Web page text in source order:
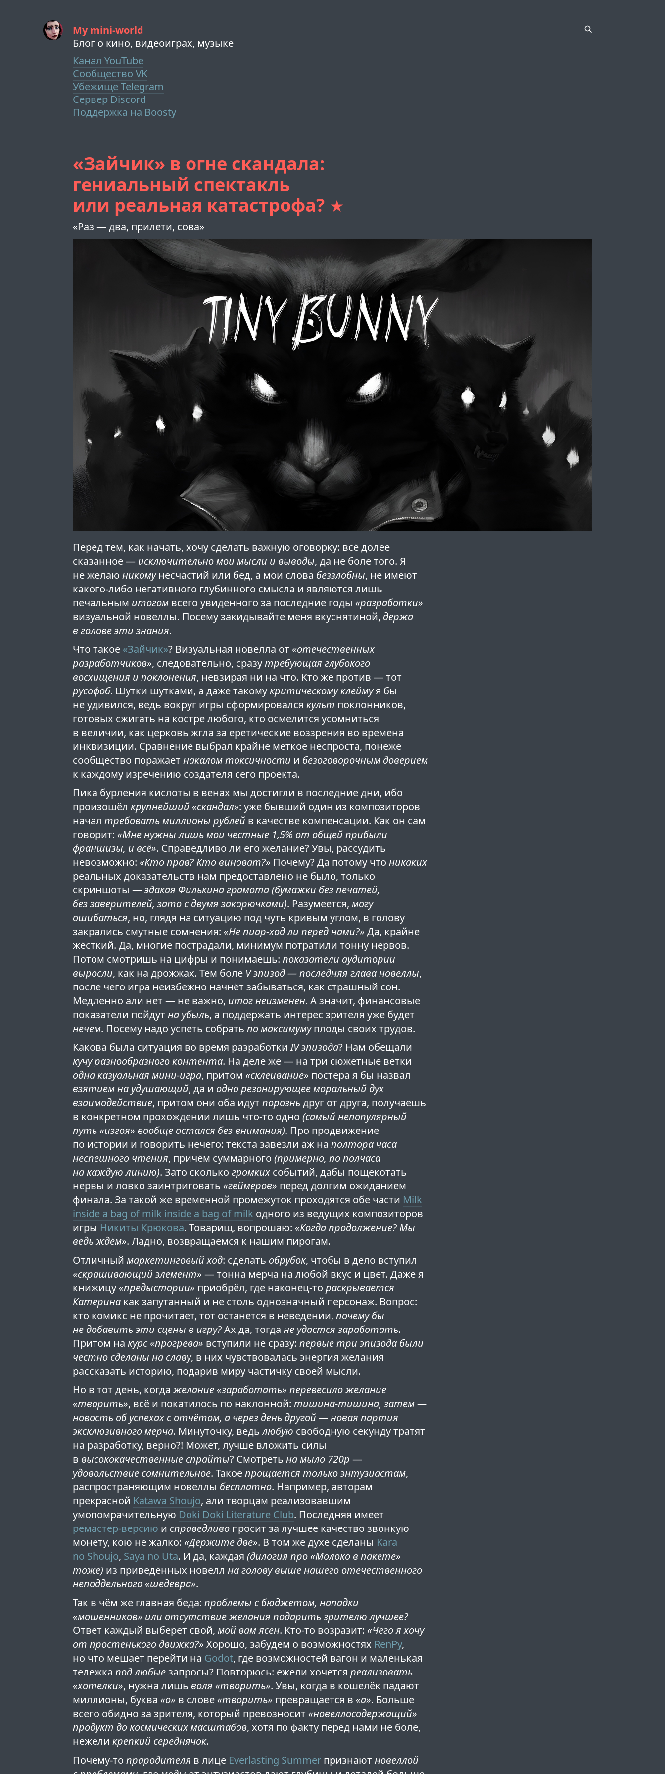
My mini-world
Блог о кино, видеоиграх, музыке
Канал YouTube
Сообщество VK
Убежище Telegram
Сервер Discord
Поддержка на Boosty
«Зайчик» в огне скандала:
гениальный спектакль
или реальная катастрофа?
«Раз — два, прилети, сова»
Перед тем, как начать, хочу сделать важную оговорку: всё долее
сказанное — исключительно мои мысли и выводы, да не боле того. Я
не желаюникомунесчастий или бед, а мои слова беззлобны, не имеют
какого-либо негативного глубинного смысла и являются лишь
печальным итогом всего увиденного за последние годы «разработки»
визуальной новеллы. Посему закидывайте меня вкуснятиной, держа
в голове эти знания.
Что такое «Зайчик»? Визуальная новелла от «отечественных
разработчиков», следовательно, сразутребующая глубокого
восхищения и поклонения, невзирая ни на что. Кто же против — тот
русофоб. Шутки шутками, а даже такомукритическому клеймуя бы
не удивился, ведь вокруг игры сформировалсякульт поклонников,
готовых сжигать на костре любого, кто осмелится усомниться
в величии, как церковь жгла за еретические воззрения во времена
инквизиции. Сравнение выбрал крайне меткое неспроста, понеже
сообщество поражаетнакалом токсичности и безоговорочным доверием
к каждому изречению создателя сего проекта.
Пика бурления кислоты в венах мы достигли в последние дни, ибо
произошёлкрупнейший «скандал»: уже бывший один из композиторов
началтребовать миллионы рублей в качестве компенсации. Как он сам
говорит: «Мне нужны лишь мои честные 1,5% от общей прибыли
франшизы, и всё». Справедливо ли его желание? Увы, рассудить
невозможно: «Кто прав? Кто виноват?» Почему? Да потому чтоникаких
реальных доказательств нам предоставлено не было, только
скриншоты —эдакая Филькина грамота (бумажки без печатей,
без заверителей, зато с двумя закорючками). Разумеется,могу
ошибаться, но, глядя на ситуацию под чуть кривым углом, в голову
закрались смутные сомнения: «Не пиар-ход ли перед нами?» Да, крайне
жёсткий. Да, многие пострадали, минимум потратили тонну нервов.
Потом смотришь на цифры и понимаешь:показатели аудитории
выросли, как на дрожжах. Тем боле V эпизод — последняя глава новеллы,
после чего игра неизбежно начнёт забываться, как страшный сон.
Медленно али нет — не важно, итог неизменен. А значит, финансовые
показатели пойдутна убыль, а поддержать интерес зрителя уже будет
нечем. Посему надо успеть собратьпо максимумуплоды своих трудов.
Какова была ситуация во время разработкиIV эпизода? Нам обещали
кучу разнообразного контента. На деле же — на три сюжетные ветки
одна казуальная мини-игра, притом «склеивание» постера я бы назвал
взятием на удушающий, да и одно резонирующее моральный дух
взаимодействие, притом они оба идутпорозньдруг от друга, получаешь
в конкретном прохождении лишь что-то одно(самый непопулярный
путь «изгоя» вообще остался без внимания). Про продвижение
по истории и говорить нечего: текста завезли аж наполтора часа
неспешного чтения, причём суммарного(примерно, по полчаса
на каждую линию). Зато сколькогромких событий, дабы пощекотать
нервы и ловко заинтриговать «геймеров» перед долгим ожиданием
финала. За такой же временной промежуток проходятся обе части Milk
inside a bag of milk inside a bag of milk одного из ведущих композиторов
игры Никиты Крюкова. Товарищ, вопрошаю: «Когда продолжение? Мы
ведь ждём». Ладно, возвращаемся к нашим пирогам.
Отличныймаркетинговый ход: сделать обрубок, чтобы в дело вступил
«скрашивающий элемент» — тонна мерча на любой вкус и цвет. Даже я
книжицу «предыстории» приобрёл, где наконец-тораскрывается
Катерина как запутанный и не столь однозначный персонаж. Вопрос:
кто комикс не прочитает, тот останется в неведении,почему бы
не добавить эти сцены в игру?Ах да, тогдане удастся заработать.
Притом накурс «прогрева» вступили не сразу:первые три эпизода были
честно сделаны на славу, в них чувствовалась энергия желания
рассказать историю, подарив миру частичку своей мысли.
Но в тот день, когдажелание «заработать» перевесило желание
«творить», всё и покатилось по наклонной:тишина-тишина, затем —
новость об успехах с отчётом, а через день другой — новая партия
эксклюзивного мерча. Минуточку, ведьлюбую свободную секунду тратят
на разработку, верно?! Может, лучше вложить силы
в высококачественные спрайты? Смотретьна мыло 720p —
удовольствие сомнительное. Такоепрощается только энтузиастам,
распространяющим новеллы бесплатно. Например, авторам
прекрасной Katawa Shoujo, али творцам реализовавшим
умопомрачительную Doki Doki Literature Club. Последняя имеет
ремастер-версию и справедливо просит за лучшее качество звонкую
монету, кою не жалко: «Держите две». В том же духе сделаны Kara
no Shoujo, Saya no Uta. И да, каждая(дилогия про «Молоко в пакете»
тоже) из приведённых новеллна голову выше нашего отечественного
неподдельного «шедевра».
Так в чём же главная беда:проблемы с бюджетом, нападки
«мошенников» или отсутствие желания подарить зрителю лучшее?
Ответ каждый выберет свой,мой вам ясен. Кто-то возразит: «Чего я хочу
от простенького движка?» Хорошо, забудем о возможностях RenPy,
но что мешает перейти на Godot, где возможностей вагон и маленькая
тележкапод любыезапросы? Повторюсь: ежели хочетсяреализовать
«хотелки», нужна лишь воля «творить». Увы, когда в кошелёк падают
миллионы, буква «о» в слове «творить» превращается в «а». Больше
всего обидно за зрителя, который превозносит «новеллосодержащий»
продукт до космических масштабов, хотя по факту перед нами не боле,
нежеликрепкий середнячок.
Почему-топрародителя в лице Everlasting Summer признаютновеллой